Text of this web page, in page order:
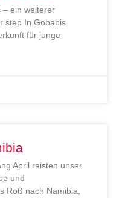
– ein weiterer
step In Gobabis
für junge
April reisten unser
und
Roß nach Namibia,